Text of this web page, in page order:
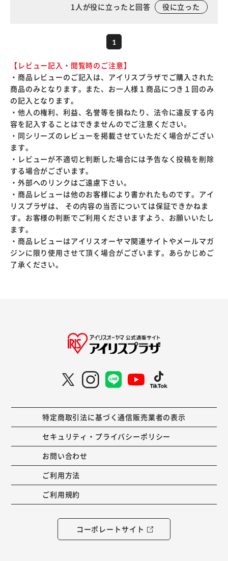
1人が役に立ったと回答 役に立った
1
【レビュー記入・閲覧時のご注意】
・商品レビューのご記入は、アイリスプラザでご購入された
商品のみとなります。また、お一人様１商品につき１回のみ
の記入となります。
・他人の権利、利益、名誉等を損ねたり、法令に違反する内
容を記入することはできませんのでご注意ください。
・同シリーズのレビューを掲載させていただく場合がござい
ます。
・レビューが不適切と判断した場合には予告なく投稿を削除
する場合がございます。
・外部へのリンクはご遠慮下さい。
・商品レビューは他のお客様により書かれたものです。アイ
リスプラザは、 その内容の当否については保証できかねま
す。お客様の判断でご利用くださいますよう、お願いいたし
ます。
・商品レビューはアイリスオーヤマ関連サイトやメールマガ
ジンに限り使用させて頂く場合がございます。あらかじめご
了承ください。
特定商取引法に基づく通信販売業者の表示
セキュリティ・プライバシーポリシー
お問い合わせ
ご利用方法
ご利用規約
コーポレートサイト